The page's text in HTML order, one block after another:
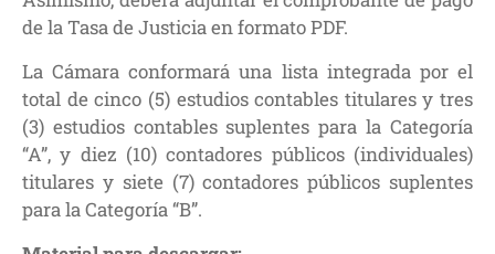
de la Tasa de Justicia en formato PDF.
La Cámara conformará una lista integrada por el
total de cinco (5) estudios contables titulares y tres
(3) estudios contables suplentes para la Categoría
“A”, y diez (10) contadores públicos (individuales)
titulares y siete (7) contadores públicos suplentes
para la Categoría “B”.